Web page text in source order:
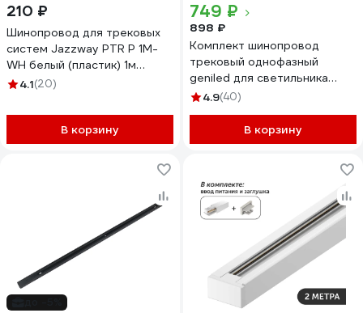
210 ₽
Шинопровод для трековых
систем Jazzway PTR P 1M-
WH белый (пластик) 1м
5051973
4.1(20)
В корзину
749 ₽
898 ₽
Комплект шинопровод
трековый однофазный
geniled для светильника
прожектора 1 метр белый с
с накладным и подвесным
монтажом 22069
4.9(40)
В корзину